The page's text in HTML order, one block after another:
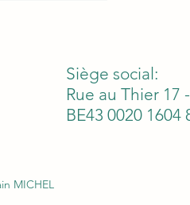
Siège social:
Rue au Thier 17
BE43 0020 1604
MICHEL